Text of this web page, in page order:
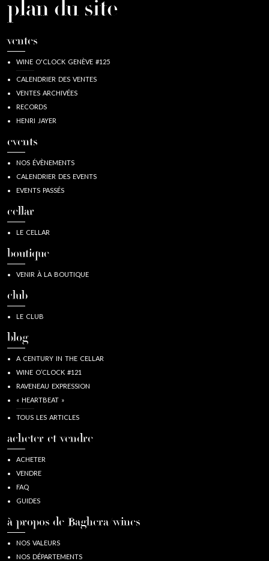
plan du site
ventes
WINE O'CLOCK GENÈVE #125
CALENDRIER DES VENTES
VENTES ARCHIVÉES
RECORDS
HENRI JAYER
events
NOS ÉVÈNEMENTS
CALENDRIER DES EVENTS
EVENTS PASSÉS
cellar
LE CELLAR
boutique
VENIR À LA BOUTIQUE
club
LE CLUB
blog
A CENTURY IN THE CELLAR
WINE O’CLOCK #121
RAVENEAU EXPRESSION
« HEARTBEAT »
TOUS LES ARTICLES
acheter et vendre
ACHETER
VENDRE
FAQ
GUIDES
à propos de Baghera/wines
NOS VALEURS
NOS DÉPARTEMENTS